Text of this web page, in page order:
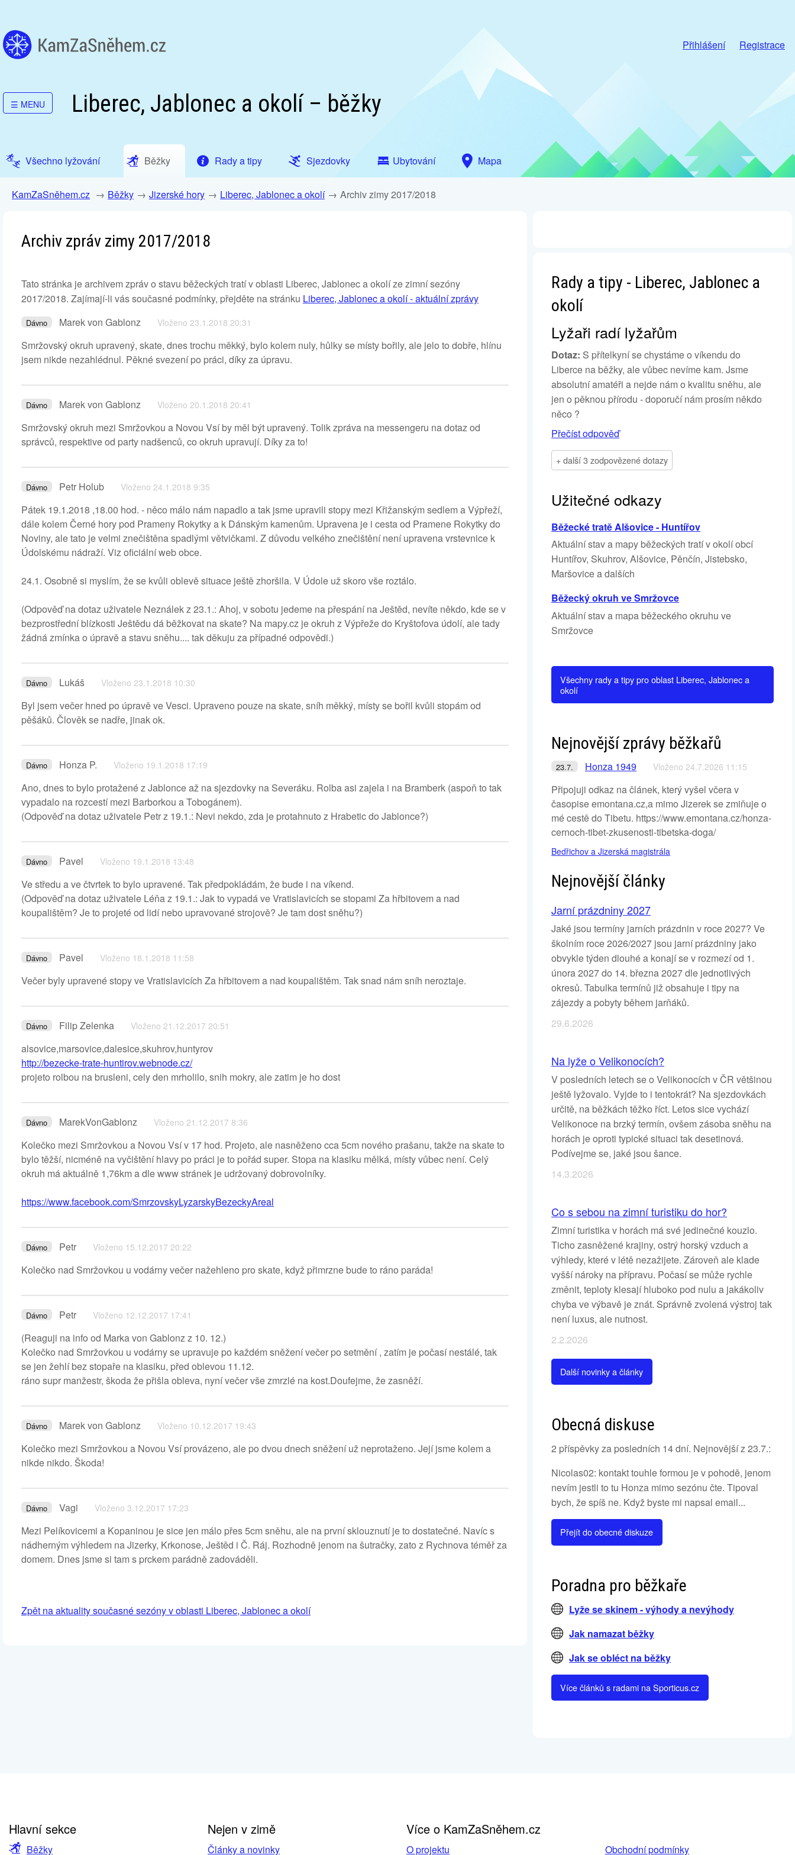
Přihlášení Registrace
☰ MENU Liberec, Jablonec a okolí – běžky
Všechno lyžování Běžky Rady a tipy Sjezdovky Ubytování Mapa
KamZaSněhem.cz Běžky Jizerské hory Liberec, Jablonec a okolí Archiv zimy 2017/2018
Archiv zpráv zimy 2017/2018
Tato stránka je archivem zpráv o stavu běžeckých tratí v oblasti Liberec, Jablonec a okolí ze zimní sezóny
2017/2018. Zajímají-li vás současné podmínky, přejděte na stránku Liberec, Jablonec a okolí - aktuální zprávy
Dávno Marek von Gablonz Vloženo 23.1.2018 20:31
Smržovský okruh upravený, skate, dnes trochu měkký, bylo kolem nuly, hůlky se místy bořily, ale jelo to dobře, hlínu
jsem nikde nezahlédnul. Pěkné svezení po práci, díky za úpravu.
Dávno Marek von Gablonz Vloženo 20.1.2018 20:41
Smržovský okruh mezi Smržovkou a Novou Vsí by měl být upravený. Tolik zpráva na messengeru na dotaz od
správců, respektive od party nadšenců, co okruh upravují. Díky za to!
Dávno Petr Holub Vloženo 24.1.2018 9:35
Pátek 19.1.2018 ,18.00 hod. - něco málo nám napadlo a tak jsme upravili stopy mezi Křižanským sedlem a Výpřeží,
dále kolem Černé hory pod Prameny Rokytky a k Dánským kamenům. Upravena je i cesta od Pramene Rokytky do
Noviny, ale tato je velmi znečištěna spadlými větvičkami. Z důvodu velkého znečištění není upravena vrstevnice k
Údolskému nádraží. Viz oficiální web obce.
24.1. Osobně si myslím, že se kvůli oblevě situace ještě zhoršila. V Údole už skoro vše roztálo.
(Odpověď na dotaz uživatele Neználek z 23.1.: Ahoj, v sobotu jedeme na přespání na Ještěd, nevíte někdo, kde se v
bezprostřední blízkosti Ještědu dá běžkovat na skate? Na mapy.cz je okruh z Výpřeže do Kryštofova údolí, ale tady
žádná zmínka o úpravě a stavu sněhu.... tak děkuju za případné odpovědi.)
Dávno Lukáš Vloženo 23.1.2018 10:30
Byl jsem večer hned po úpravě ve Vesci. Upraveno pouze na skate, sníh měkký, místy se bořil kvůli stopám od
pěšáků. Člověk se nadře, jinak ok.
Dávno Honza P. Vloženo 19.1.2018 17:19
Ano, dnes to bylo protažené z Jablonce až na sjezdovky na Severáku. Rolba asi zajela i na Bramberk (aspoň to tak
vypadalo na rozcestí mezi Barborkou a Tobogánem).
(Odpověď na dotaz uživatele Petr z 19.1.: Nevi nekdo, zda je protahnuto z Hrabetic do Jablonce?)
Dávno Pavel Vloženo 19.1.2018 13:48
Ve středu a ve čtvrtek to bylo upravené. Tak předpokládám, že bude i na víkend.
(Odpověď na dotaz uživatele Léňa z 19.1.: Jak to vypadá ve Vratislavicích se stopami Za hřbitovem a nad
koupalištěm? Je to projeté od lidí nebo upravované strojově? Je tam dost sněhu?)
Dávno Pavel Vloženo 18.1.2018 11:58
Večer byly upravené stopy ve Vratislavicích Za hřbitovem a nad koupalištěm. Tak snad nám sníh neroztaje.
Dávno Filip Zelenka Vloženo 21.12.2017 20:51
alsovice,marsovice,dalesice,skuhrov,huntyrov
http://bezecke-trate-huntirov.webnode.cz/
projeto rolbou na brusleni, cely den mrholilo, snih mokry, ale zatim je ho dost
Dávno MarekVonGablonz Vloženo 21.12.2017 8:36
Kolečko mezi Smržovkou a Novou Vsí v 17 hod. Projeto, ale nasněženo cca 5cm nového prašanu, takže na skate to
bylo těžší, nicméně na vyčištění hlavy po práci je to pořád super. Stopa na klasiku mělká, místy vůbec není. Celý
okruh má aktuálně 1,76km a dle www stránek je udržovaný dobrovolníky.
https://www.facebook.com/SmrzovskyLyzarskyBezeckyAreal
Dávno Petr Vloženo 15.12.2017 20:22
Kolečko nad Smržovkou u vodárny večer nažehleno pro skate, když přimrzne bude to ráno paráda!
Dávno Petr Vloženo 12.12.2017 17:41
(Reaguji na info od Marka von Gablonz z 10. 12.)
Kolečko nad Smržovkou u vodárny se upravuje po každém sněžení večer po setmění , zatím je počasí nestálé, tak
se jen žehlí bez stopaře na klasiku, před oblevou 11.12.
ráno supr manžestr, škoda že přišla obleva, nyní večer vše zmrzlé na kost.Doufejme, že zasněží.
Dávno Marek von Gablonz Vloženo 10.12.2017 19:43
Kolečko mezi Smržovkou a Novou Vsí provázeno, ale po dvou dnech sněžení už neprotaženo. Její jsme kolem a
nikde nikdo. Škoda!
Dávno Vagi Vloženo 3.12.2017 17:23
Mezi Pelíkovicemi a Kopaninou je sice jen málo přes 5cm sněhu, ale na první sklouznutí je to dostatečné. Navíc s
nádherným výhledem na Jizerky, Krkonose, Ještěd i Č. Ráj. Rozhodně jenom na šutračky, zato z Rychnova téměř za
domem. Dnes jsme si tam s prckem parádně zadováděli.
Zpět na aktuality současné sezóny v oblasti Liberec, Jablonec a okolí
Rady a tipy - Liberec, Jablonec a
okolí
Lyžaři radí lyžařům
Dotaz: S přítelkyní se chystáme o víkendu do
Liberce na běžky, ale vůbec nevíme kam. Jsme
absolutní amatéři a nejde nám o kvalitu sněhu, ale
jen o pěknou přírodu - doporučí nám prosím někdo
něco ?
Přečíst odpověď
+ další 3 zodpovězené dotazy
Užitečné odkazy
Běžecké tratě Alšovice - Huntířov
Aktuální stav a mapy běžeckých tratí v okolí obcí
Huntířov, Skuhrov, Alšovice, Pěnčín, Jistebsko,
Maršovice a dalších
Běžecký okruh ve Smržovce
Aktuální stav a mapa běžeckého okruhu ve
Smržovce
Všechny rady a tipy pro oblast Liberec, Jablonec a
okolí
Nejnovější zprávy běžkařů
23.7. Honza 1949 Vloženo 24.7.2026 11:15
Připojuji odkaz na článek, který vyšel včera v
časopise emontana.cz,a mimo Jizerek se zmiňuje o
mé cestě do Tibetu. https://www.emontana.cz/honza-
cernoch-tibet-zkusenosti-tibetska-doga/
Bedřichov a Jizerská magistrála
Nejnovější články
Jarní prázdniny 2027
Jaké jsou termíny jarních prázdnin v roce 2027? Ve
školním roce 2026/2027 jsou jarní prázdniny jako
obvykle týden dlouhé a konají se v rozmezí od 1.
února 2027 do 14. března 2027 dle jednotlivých
okresů. Tabulka termínů již obsahuje i tipy na
zájezdy a pobyty během jarňáků.
29.6.2026
Na lyže o Velikonocích?
V posledních letech se o Velikonocích v ČR většinou
ještě lyžovalo. Vyjde to i tentokrát? Na sjezdovkách
určitě, na běžkách těžko říct. Letos sice vychází
Velikonoce na brzký termín, ovšem zásoba sněhu na
horách je oproti typické situaci tak desetinová.
Podívejme se, jaké jsou šance.
14.3.2026
Co s sebou na zimní turistiku do hor?
Zimní turistika v horách má své jedinečné kouzlo.
Ticho zasněžené krajiny, ostrý horský vzduch a
výhledy, které v létě nezažijete. Zároveň ale klade
vyšší nároky na přípravu. Počasí se může rychle
změnit, teploty klesají hluboko pod nulu a jakákoliv
chyba ve výbavě je znát. Správně zvolená výstroj tak
není luxus, ale nutnost.
2.2.2026
Další novinky a články
Obecná diskuse
2 příspěvky za posledních 14 dní. Nejnovější z 23.7.:
Nicolas02: kontakt touhle formou je v pohodě, jenom
nevím jestli to tu Honza mimo sezónu čte. Tipoval
bych, že spíš ne. Když byste mi napsal email...
Přejít do obecné diskuze
Poradna pro běžkaře
Lyže se skinem - výhody a nevýhody
Jak namazat běžky
Jak se obléct na běžky
Více článků s radami na Sporticus.cz
Hlavní sekce
Běžky
Nejen v zimě
Články a novinky
Více o KamZaSněhem.cz
O projektu Obchodní podmínky